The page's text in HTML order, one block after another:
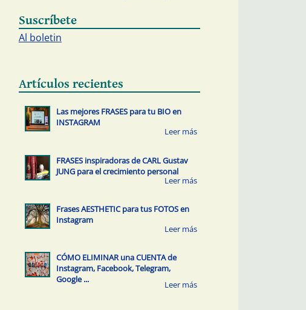
Suscríbete
Al boletin
Artículos recientes
Las mejores FRASES para tu BIO en
INSTAGRAM
FRASES inspiradoras de CARL Gustav
JUNG para el crecimiento personal
Frases AESTHETIC para tus FOTOS en
Instagram
CÓMO ELIMINAR una CUENTA de
Instagram, Facebook, Telegram,
Google ...